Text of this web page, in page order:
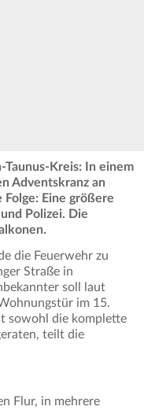
Kreis: In einem
Adventskranz an
Eine größere
Polizei. Die
die Feuerwehr zu
Straße in
soll laut
im 15.
sowohl die komplette
teilt die
Flur, in mehrere